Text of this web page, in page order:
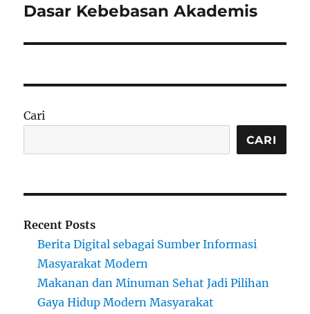
Dasar Kebebasan Akademis
Cari
CARI
Recent Posts
Berita Digital sebagai Sumber Informasi
Masyarakat Modern
Makanan dan Minuman Sehat Jadi Pilihan
Gaya Hidup Modern Masyarakat